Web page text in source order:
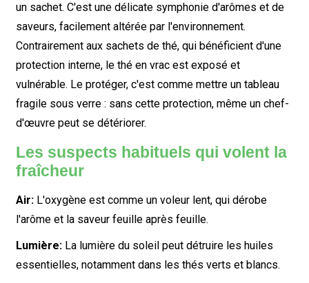
un sachet. C'est une délicate symphonie d'arômes et de
saveurs, facilement altérée par l'environnement.
Contrairement aux sachets de thé, qui bénéficient d'une
protection interne, le thé en vrac est exposé et
vulnérable. Le protéger, c'est comme mettre un tableau
fragile sous verre : sans cette protection, même un chef-
d'œuvre peut se détériorer.
Les suspects habituels qui volent la
fraîcheur
Air:L'oxygène est comme un voleur lent, qui dérobe
l'arôme et la saveur feuille après feuille.
Lumière:La lumière du soleil peut détruire les huiles
essentielles, notamment dans les thés verts et blancs.